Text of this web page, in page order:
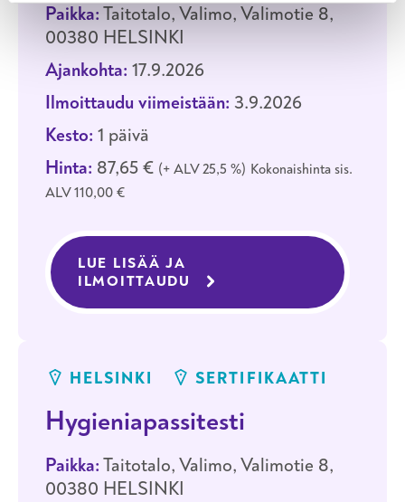
Paikka:Taitotalo, Valimo, Valimotie 8,
00380 HELSINKI
Ajankohta: 17.9.2026
Ilmoittaudu viimeistään: 3.9.2026
Kesto: 1 päivä
Hinta: 87,65 € + ALV 25,5 % Kokonaishinta sis.
ALV 110,00 €
LUE LISÄÄ JA
ILMOITTAUDU
KOULUTUKSEEN
HELSINKI SERTIFIKAATTI
Hygieniapassitesti
Paikka:Taitotalo, Valimo, Valimotie 8,
00380 HELSINKI